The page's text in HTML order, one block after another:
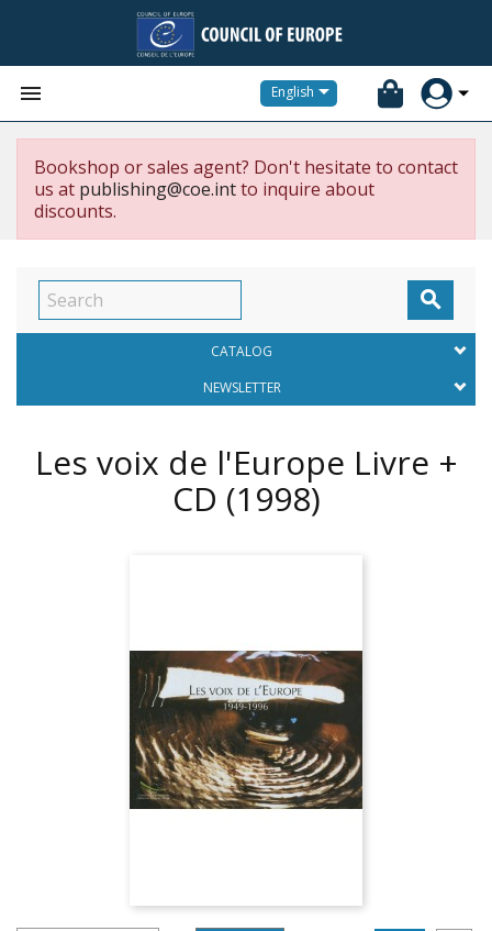
 English
Bookshop or sales agent? Don't hesitate to contact
us at publishing@coe.intto inquire about
discounts.

CATALOG
NEWSLETTER
Les voix de l'Europe Livre +
CD (1998)